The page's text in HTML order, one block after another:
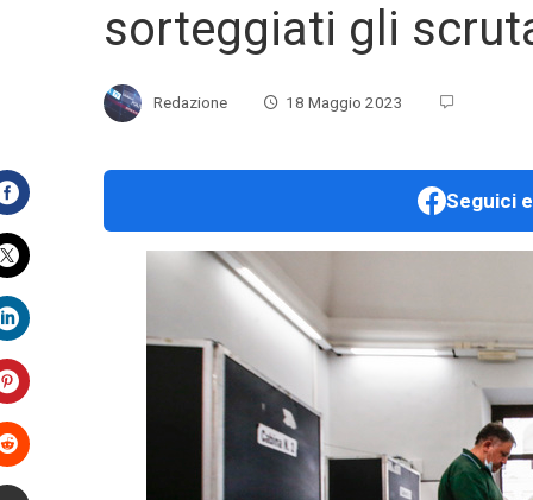
sorteggiati gli
Redazione 18 Maggio 2023
Facebook
Twitter
LinkedIn
Pinterest
Stumbleupon
Seguici